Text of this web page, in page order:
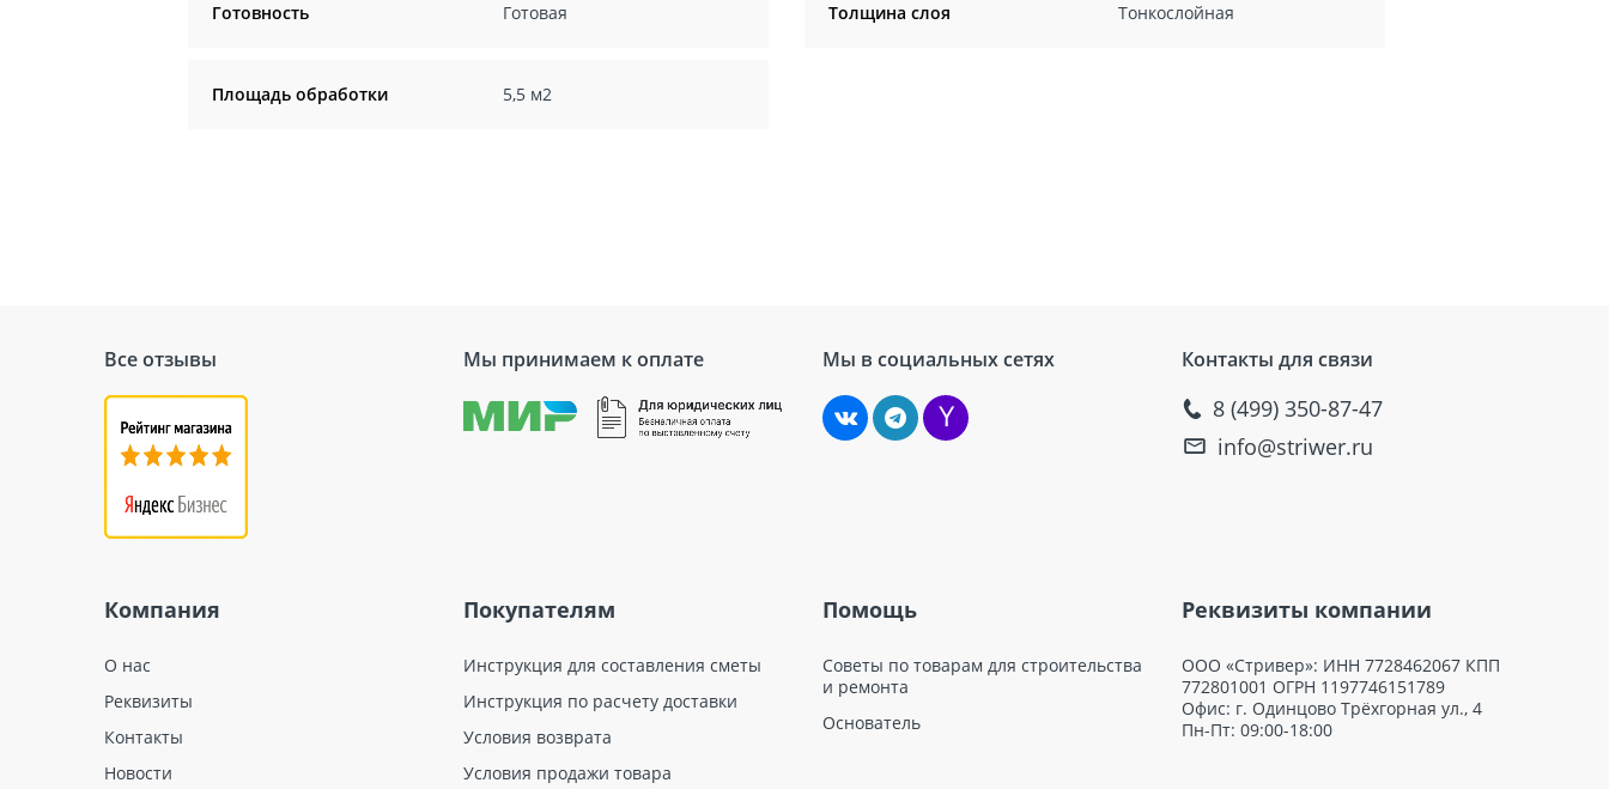
Готовность Готовая Толщина слоя Тонкослойная
Площадь обработки 5,5 м2
Все отзывы Мы принимаем к оплате Мы в социальных сетях Контакты для связи
8 (499) 350-87-47
info@striwer.ru
Компания
О нас
Реквизиты
Контакты
Новости
Покупателям
Инструкция для составления сметы
Инструкция по расчету доставки
Условия возврата
Условия продажи товара
Помощь
Советы по товарам для строительства
и ремонта
Основатель
Реквизиты компании
ООО «Стривер»: ИНН 7728462067 КПП
772801001 ОГРН 1197746151789
Офис: г. Одинцово Трёхгорная ул., 4
Пн-Пт: 09:00-18:00